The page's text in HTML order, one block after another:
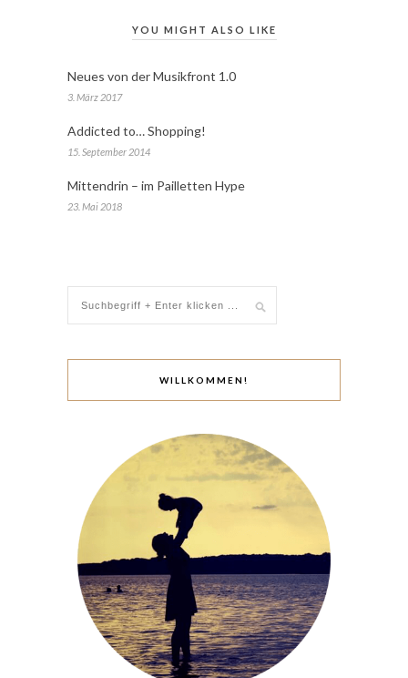
YOU MIGHT ALSO LIKE
Neues von der Musikfront 1.0
3. März 2017
Addicted to… Shopping!
15. September 2014
Mittendrin – im Pailletten Hype
23. Mai 2018
WILLKOMMEN!